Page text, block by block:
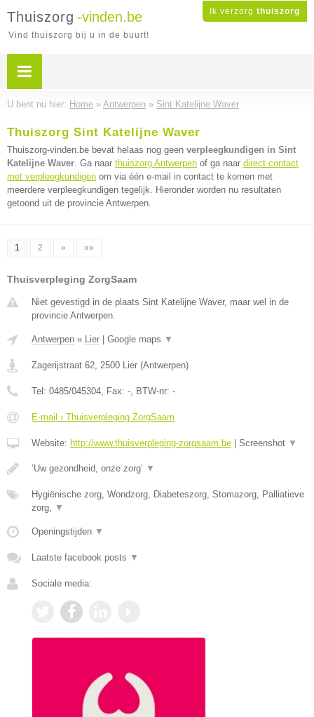
Ik verzorg thuiszorg
Thuiszorg -vinden.be
Vind thuiszorg bij u in de buurt!
U bent nu hier: Home » Antwerpen » Sint Katelijne Waver
Thuiszorg Sint Katelijne Waver
Thuiszorg-vinden.be bevat helaas nog geen verpleegkundigen in Sint
Katelijne Waver. Ga naar thuiszorg Antwerpen of ga naar direct contact
met verpleegkundigen om via één e-mail in contact te komen met
meerdere verpleegkundigen tegelijk. Hieronder worden nu resultaten
getoond uit de provincie Antwerpen.
1 2 » »»
Thuisverpleging ZorgSaam
Niet gevestigd in de plaats Sint Katelijne Waver, maar wel in de
provincie Antwerpen.
Antwerpen » Lier Google maps ▼
Zagerijstraat 62, 2500 Lier (Antwerpen)
Tel: 0485/045304, Fax: -, BTW-nr: -
E-mail › Thuisverpleging ZorgSaam
Website: http://www.thuisverpleging-zorgsaam.be Screenshot ▼
‘Uw gezondheid, onze zorg’ ▼
Hygiënische zorg, Wondzorg, Diabeteszorg, Stomazorg, Palliatieve
zorg, ▼
Openingstijden ▼
Laatste facebook posts ▼
Sociale media: